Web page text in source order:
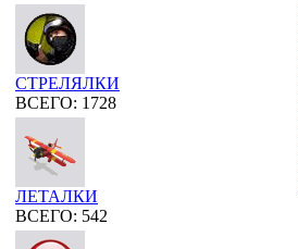
СТРЕЛЯЛКИ
ВСЕГО: 1728
ЛЕТАЛКИ
ВСЕГО: 542